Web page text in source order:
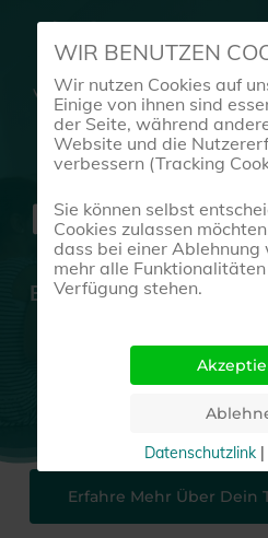
main
content
Entdecke deinen Kurs
Erfahre Mehr Über Dein
WIR BENUTZEN
Wir nutzen Cookies auf
Einige von ihnen sind
der Seite, während
Website und die
verbessern (Tracking
Sie können selbst
Cookies zulassen
dass bei einer Ablehnung
mehr alle
Verfügung stehen.
Datenschutzlink |